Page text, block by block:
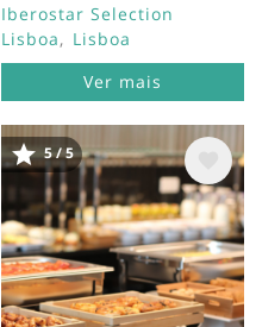
Iberostar Selection
Lisboa
Lisboa
Ver mais
Imagem
5 / 5